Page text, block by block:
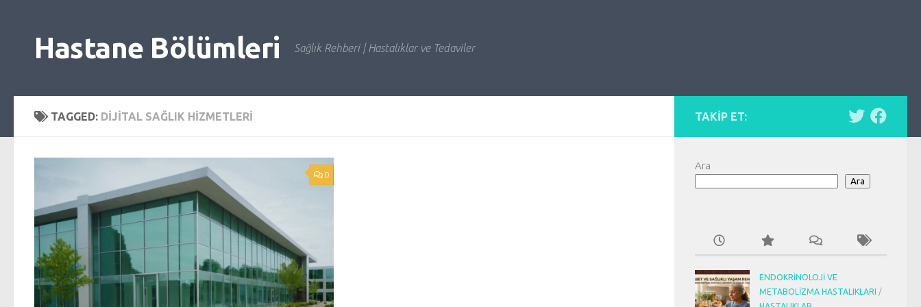
Hastane Bölümleri Sağlık Rehberi | Hastalıklar ve Tedaviler
TAGGED: DIJITAL SAĞLIK HIZMETLERI
0
TAKIP ET:
Ara
Ara
ENDOKRINOLOJI VE
METABOLIZMA HASTALIKLARI /